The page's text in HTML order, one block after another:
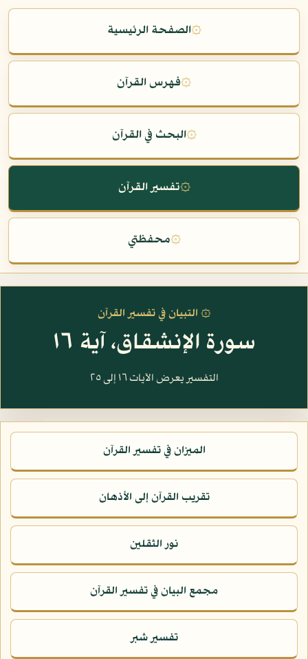
۞الصفحة الرئيسية
۞فهرس القرآن
۞البحث في القرآن
۞تفسير القرآن
۞محفظتي
۞ التبيان في تفسير القرآن
سورة الإنشقاق، آية ١٦
التفسير يعرض الآيات ١٦ إلى ٢٥
الميزان في تفسير القرآن
تقريب القرآن إلى الأذهان
نور الثقلين
مجمع البيان في تفسير القرآن
تفسير شبر